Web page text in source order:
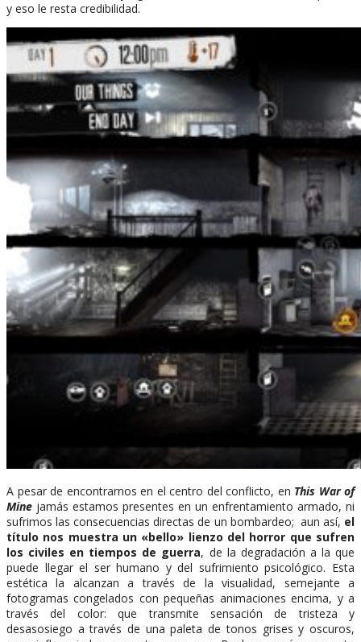
y eso le resta credibilidad.
A pesar de encontrarnos en el centro del conflicto, en This War of
Mine jamás estamos presentes en un enfrentamiento armado, ni
sufrimos las consecuencias directas de un bombardeo; aun así, el
título nos muestra un «bello» lienzo del horror que sufren
los civiles en tiempos de guerra, de la degradación a la que
puede llegar el ser humano y del sufrimiento psicológico. Esta
estética la alcanzan a través de la visualidad, semejante a
fotogramas congelados con pequeñas animaciones encima, y a
través del color: que transmite sensación de tristeza y
desasosiego a través de una paleta de tonos grises y oscuros,